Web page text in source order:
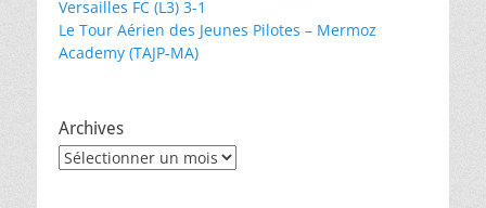
Versailles FC (L3) 3-1
Le Tour Aérien des Jeunes Pilotes – Mermoz
Academy (TAJP-MA)
Archives
Archives